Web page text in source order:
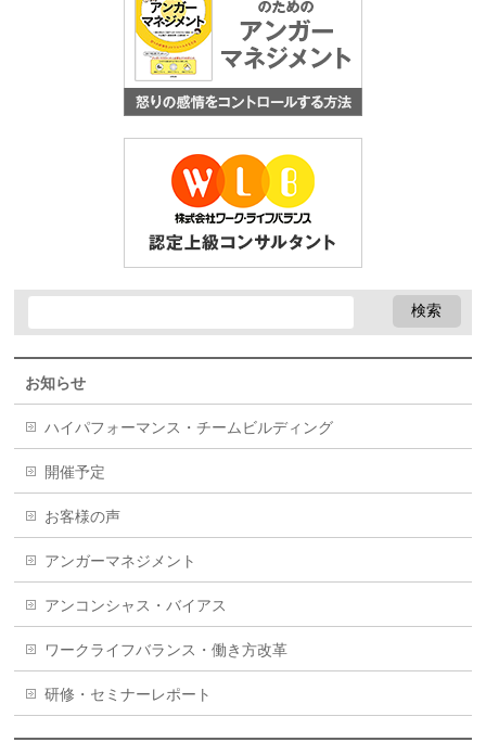
お知らせ
ハイパフォーマンス・チームビルディング
開催予定
お客様の声
アンガーマネジメント
アンコンシャス・バイアス
ワークライフバランス・働き方改革
研修・セミナーレポート